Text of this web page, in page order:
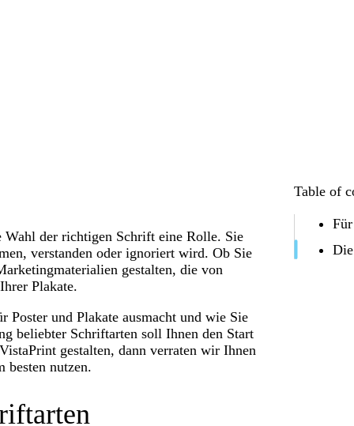
Wahl der richtigen Schrift eine Rolle. Sie
verstanden oder ignoriert wird. Ob Sie
gestalten, die von
Plakate.
Poster und Plakate ausmacht und wie Sie
beliebter Schriftarten soll Ihnen den Start
gestalten, dann verraten wir Ihnen
besten nutzen.
Table of